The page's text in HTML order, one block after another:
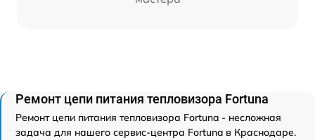
Ремонт цепи питания тепловизора Fortuna
Ремонт цепи питания тепловизора Fortuna - несложная
задача для нашего сервис-центра Fortuna в Краснодаре.